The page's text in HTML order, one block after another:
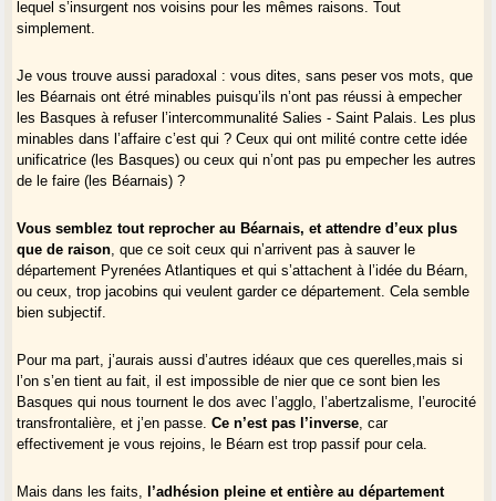
lequel s’insurgent nos voisins pour les mêmes raisons. Tout
simplement.
Je vous trouve aussi paradoxal : vous dites, sans peser vos mots, que
les Béarnais ont étré minables puisqu’ils n’ont pas réussi à empecher
les Basques à refuser l’intercommunalité Salies - Saint Palais. Les plus
minables dans l’affaire c’est qui ? Ceux qui ont milité contre cette idée
unificatrice (les Basques) ou ceux qui n’ont pas pu empecher les autres
de le faire (les Béarnais) ?
Vous semblez tout reprocher au Béarnais, et attendre d’eux plus
que de raison , que ce soit ceux qui n’arrivent pas à sauver le
département Pyrenées Atlantiques et qui s’attachent à l’idée du Béarn,
ou ceux, trop jacobins qui veulent garder ce département. Cela semble
bien subjectif.
Pour ma part, j’aurais aussi d’autres idéaux que ces querelles,mais si
l’on s’en tient au fait, il est impossible de nier que ce sont bien les
Basques qui nous tournent le dos avec l’agglo, l’abertzalisme, l’eurocité
transfrontalière, et j’en passe.Ce n’est pas l’inverse , car
effectivement je vous rejoins, le Béarn est trop passif pour cela.
Mais dans les faits,
l’adhésion pleine et entière au département